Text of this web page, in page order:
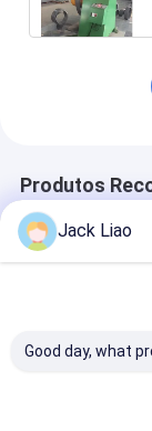
Produtos
Jack Liao
Good day, what